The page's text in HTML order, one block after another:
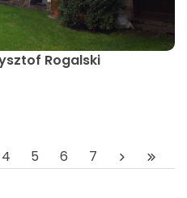
Rogalski
4 5 6
7